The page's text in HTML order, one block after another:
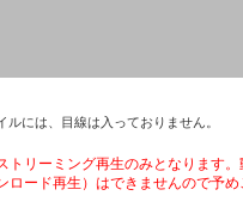
には、目線は入っておりません。
リーミング再生のみとなります
ロード再生）はできませんので予め